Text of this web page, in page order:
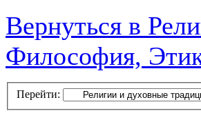
Вернуться в
Философия,
Перейти: